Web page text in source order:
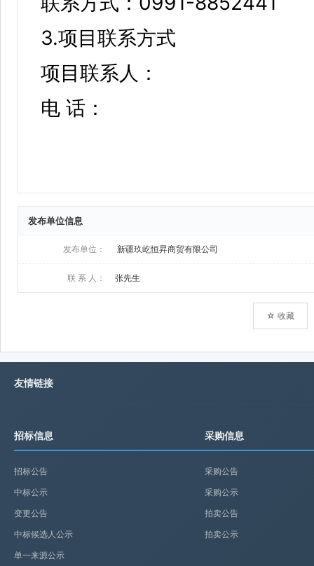
发布单位信息
发布单位： 新疆玖屹恒昇商贸有限公司
联 系 人： 张先生
☆ 收藏
友情链接
招标信息
招标公告
中标公示
变更公告
中标候选人公示
单一来源公示
采购信息
采购公告
采购公示
拍卖公告
拍卖公示